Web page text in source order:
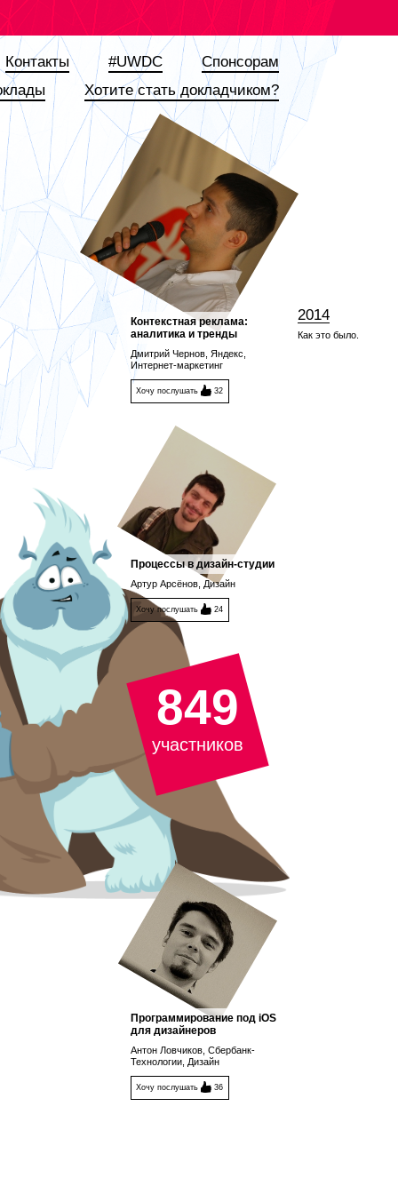
Контакты #UWDC
Спонсорам
Хотите стать докладчиком?
Контекстная реклама:
аналитика и тренды
Дмитрий Чернов, Яндекс,
Интернет-маркетинг
Хочу послушать 32
Процессы в дизайн-студии
Артур Арсёнов, Дизайн
Хочу послушать 24
849
участников
Программирование под iOS
для дизайнеров
Антон Ловчиков, Сбербанк-
Технологии, Дизайн
Хочу послушать 36
2014
Как это было.